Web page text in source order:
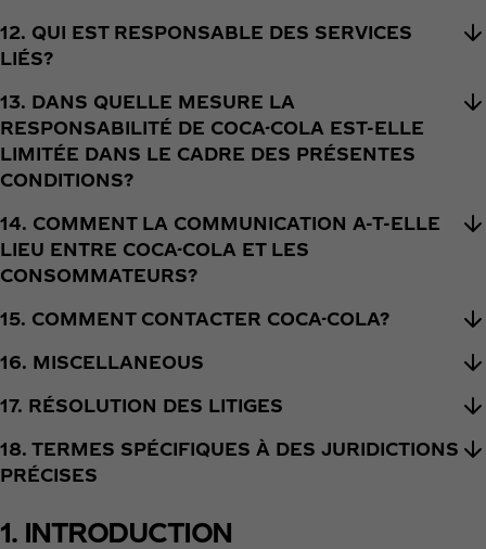
12. QUI EST RESPONSABLE DES SERVICES
LIÉS?
13. DANS QUELLE MESURE LA
RESPONSABILITÉ DE COCA-COLA EST-ELLE
LIMITÉE DANS LE CADRE DES PRÉSENTES
CONDITIONS?
14. COMMENT LA COMMUNICATION A-T-ELLE
LIEU ENTRE COCA-COLA ET LES
CONSOMMATEURS?
15. COMMENT CONTACTER COCA-COLA?
16. MISCELLANEOUS
17. RÉSOLUTION DES LITIGES
18. TERMES SPÉCIFIQUES À DES JURIDICTIONS
PRÉCISES
1. INTRODUCTION